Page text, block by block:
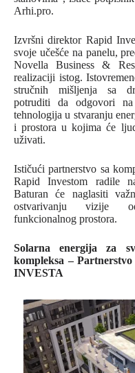
Arhi.pro.
Izvršni direktor Rapid
svoje učešće na panelu,
Novella Business &
realizaciji istog.
stručnih mišljenja sa
potruditi da odgovori
tehnologija u stvaranju
i prostora u kojima će
uživati.
Ističući partnerstvo sa
Rapid Investom radile
Baturan će naglasiti
ostvarivanju vizije
funkcionalnog prostora.
Solarna energija za
kompleksa –
INVESTA